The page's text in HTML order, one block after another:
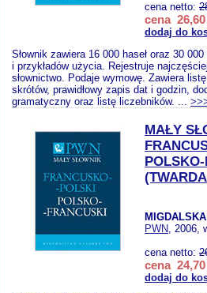
cena netto:
cena 26,60
dodaj do
Słownik zawiera 16 000 haseł oraz 30
i przykładów użycia. Rejestruje
słownictwo. Podaje wymowę. Zawiera
skrótów, prawidłowy zapis dat i godzin,
gramatyczny oraz listę liczebników. ...
MAŁY
PWN, 2006,
cena netto:
cena 24,70
dodaj do